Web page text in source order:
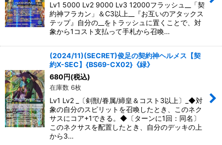
Lv1 5000 Lv2 9000 Lv3 12000フラッシュ__「契
約神フラカン」＆C3以上__『お互いのアタックス
テップ』自分の__をトラッシュに置くことで、対
象から1コスト支払って手札から召喚…
(2024/11)(SECRET)俊足の契約神ヘルメス【契
約X-SEC】{BS69-CX02}《緑》
680 円(税込)
在庫数 6枚
Lv1 Lv2 _〔剣獣/眷属/締皇＆コスト3以上〕_◆対
象の自分のスピリットを召喚したとき、このネク
サスにコア+1できる。◆〔ターンに1回：同名〕
このネクサスを配置したとき、自分のデッキの上
から3…